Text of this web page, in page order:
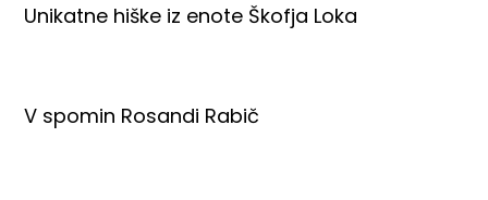
Unikatne hiške iz enote Škofja Loka
V spomin Rosandi Rabič